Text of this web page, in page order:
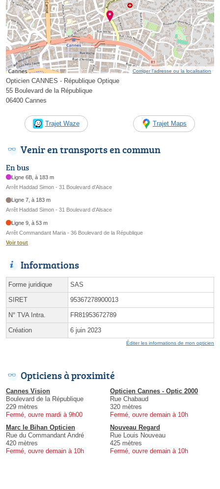
Corriger l’adresse ou la localisation
Opticien CANNES - République Optique
55 Boulevard de la République
06400 Cannes
Trajet Waze Trajet Maps
Venir en transports en commun
En bus
Ligne 6B, à 183 m
Arrêt Haddad Simon - 31 Boulevard d'Alsace
Ligne 7, à 183 m
Arrêt Haddad Simon - 31 Boulevard d'Alsace
Ligne 9, à 53 m
Arrêt Commandant Maria - 36 Boulevard de la République
Voir tout
Informations
Forme juridique SAS
SIRET 95367278900013
N° TVA Intra. FR81953672789
Création 6 juin 2023
Éditer les informations de mon opticien
Opticiens à proximité
Cannes Vision
Boulevard de la République
229 mètres
Fermé, ouvre mardi à 9h00
Opticien Cannes - Optic 2000
Rue Chabaud
320 mètres
Fermé, ouvre demain à 10h
Marc le Bihan Opticien
Rue du Commandant André
420 mètres
Fermé, ouvre demain à 10h
Nouveau Regard
Rue Louis Nouveau
425 mètres
Fermé, ouvre demain à 10h